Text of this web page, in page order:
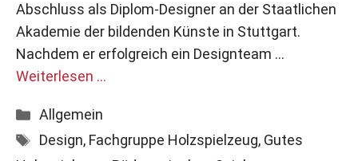
Abschluss als Diplom-Designer an der Staatlichen
Akademie der bildenden Künste in Stuttgart.
Nachdem er erfolgreich ein Designteam …
Weiterlesen …
Kategorien
Allgemein
Schlagwörter
Design, Fachgruppe Holzspielzeug, Gutes